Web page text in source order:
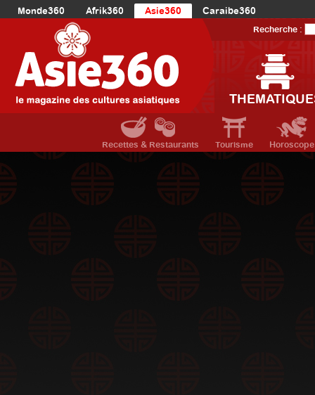
Monde360 Afrik360 Asie360
Caraibe360
Europe360
AmériqueDuNord360
Océanie360
Recherche :
Recettes & Restaurants Tourisme Horoscope